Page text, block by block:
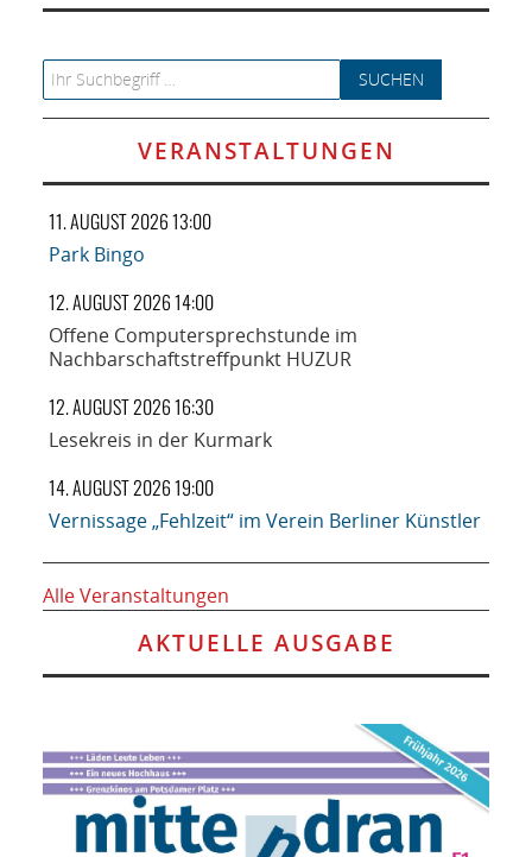
Search for:
VERANSTALTUNGEN
11. AUGUST 2026 13:00
Park Bingo
12. AUGUST 2026 14:00
Offene Computersprechstunde im
Nachbarschaftstreffpunkt HUZUR
12. AUGUST 2026 16:30
Lesekreis in der Kurmark
14. AUGUST 2026 19:00
Vernissage „Fehlzeit“ im Verein Berliner Künstler
Alle Veranstaltungen
AKTUELLE AUSGABE